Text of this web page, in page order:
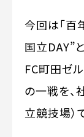
今回は「百
国立DAY”
FC町田ゼ
の一戦を、
立競技場）